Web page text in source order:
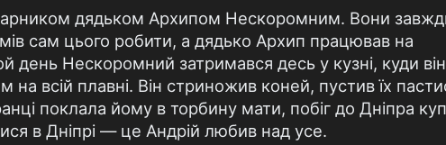
дядьком Архипом Нескоромним. Вони
сам цього робити, а дядько Архип працював на
день Нескоромний затримався десь у кузнi, куди вiн
на всiй плавнi. Вiн стриножив коней, пустив їх
поклала йому в торбину мати, побiг до Днiпра
в Днiпрi — це Андрiй любив над усе.